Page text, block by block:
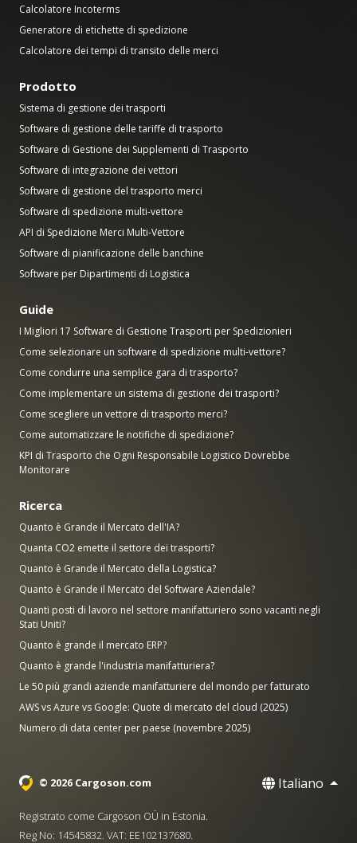
Calcolatore Incoterms
Generatore di etichette di spedizione
Calcolatore dei tempi di transito delle merci
Prodotto
Sistema di gestione dei trasporti
Software di gestione delle tariffe di trasporto
Software di Gestione dei Supplementi di Trasporto
Software di integrazione dei vettori
Software di gestione del trasporto merci
Software di spedizione multi-vettore
API di Spedizione Merci Multi-Vettore
Software di pianificazione delle banchine
Software per Dipartimenti di Logistica
Guide
I Migliori 17 Software di Gestione Trasporti per Spedizionieri
Come selezionare un software di spedizione multi-vettore?
Come condurre una semplice gara di trasporto?
Come implementare un sistema di gestione dei trasporti?
Come scegliere un vettore di trasporto merci?
Come automatizzare le notifiche di spedizione?
KPI di Trasporto che Ogni Responsabile Logistico Dovrebbe
Monitorare
Ricerca
Quanto è Grande il Mercato dell'IA?
Quanta CO2 emette il settore dei trasporti?
Quanto è Grande il Mercato della Logistica?
Quanto è Grande il Mercato del Software Aziendale?
Quanti posti di lavoro nel settore manifatturiero sono vacanti negli
Stati Uniti?
Quanto è grande il mercato ERP?
Quanto è grande l'industria manifatturiera?
Le 50 più grandi aziende manifatturiere del mondo per fatturato
AWS vs Azure vs Google: Quote di mercato del cloud (2025)
Numero di data center per paese (novembre 2025)
© 2026 Cargoson.com Italiano
Registrato come Cargoson OÜ in Estonia.
Reg No: 14545832. VAT: EE102137680.